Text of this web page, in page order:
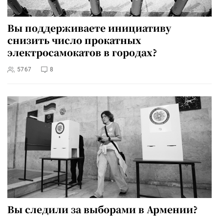
Вы поддерживаете инициативу
снизить число прокатных
электросамокатов в городах?
5767 8
Вы следили за выборами в Армении?